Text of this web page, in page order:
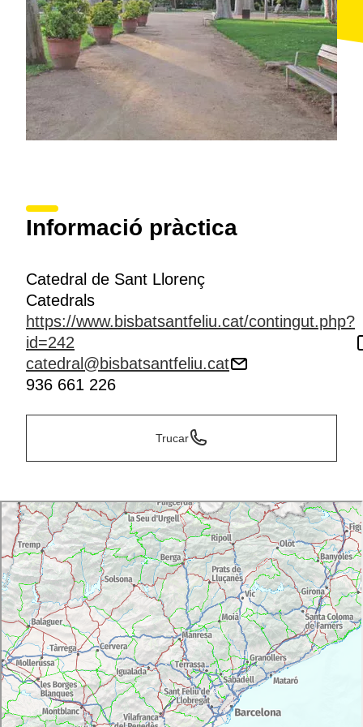
Informació pràctica
Catedral de Sant Llorenç
Catedrals
https://www.bisbatsantfeliu.cat/contingut.php?
id=242
catedral@bisbatsantfeliu.cat
936 661 226
Trucar